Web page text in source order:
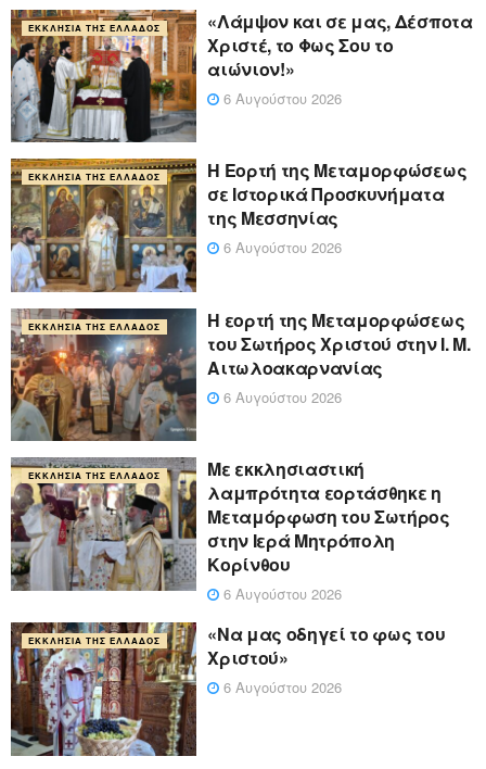
ΕΚΚΛΗΣΊΑ ΤΗΣ ΕΛΛΆΔΟΣ
«Λάμψον και σε μας, Δέσποτα
Χριστέ, το Φως Σου το
αιώνιον!»
6 Αυγούστου 2026
ΕΚΚΛΗΣΊΑ ΤΗΣ ΕΛΛΆΔΟΣ
Η Εορτή της Μεταμορφώσεως
σε Ιστορικά Προσκυνήματα
της Μεσσηνίας
6 Αυγούστου 2026
ΕΚΚΛΗΣΊΑ ΤΗΣ ΕΛΛΆΔΟΣ
Η εορτή της Μεταμορφώσεως
του Σωτήρος Χριστού στην Ι. Μ.
Αιτωλοακαρνανίας
6 Αυγούστου 2026
ΕΚΚΛΗΣΊΑ ΤΗΣ ΕΛΛΆΔΟΣ
Με εκκλησιαστική
λαμπρότητα εορτάσθηκε η
Μεταμόρφωση του Σωτήρος
στην Ιερά Μητρόπολη
Κορίνθου
6 Αυγούστου 2026
ΕΚΚΛΗΣΊΑ ΤΗΣ ΕΛΛΆΔΟΣ
«Να μας οδηγεί το φως του
Χριστού»
6 Αυγούστου 2026